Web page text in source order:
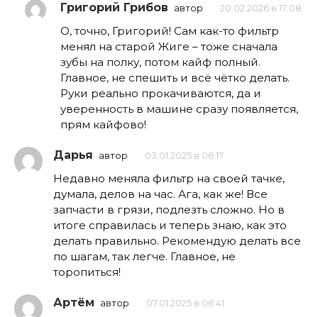
Григорий Грибов автор 20.02.2026 в 17:08
О, точно, Григорий! Сам как-то фильтр
менял на старой Жиге – тоже сначала
зубы на полку, потом кайф полный.
Главное, не спешить и всё чётко делать.
Руки реально прокачиваются, да и
уверенность в машине сразу появляется,
прям кайфово!
Дарья автор 03.01.2025 в 06:17
Недавно меняла фильтр на своей тачке,
думала, делов на час. Ага, как же! Все
запчасти в грязи, подлезть сложно. Но в
итоге справилась и теперь знаю, как это
делать правильно. Рекомендую делать все
по шагам, так легче. Главное, не
торопиться!
Артём автор 07.01.2025 в 06:41